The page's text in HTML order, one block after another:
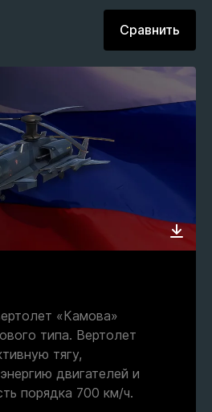
Сравнить
«Камова»
типа. Вертолет
тягу,
двигателей и
порядка 700 км/ч.